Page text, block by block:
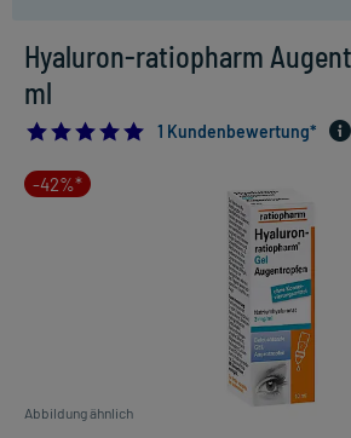
Hyaluron-ratiopharm
ml
5.01 Kundenbewertung*
-42%*
Abbildung ähnlich